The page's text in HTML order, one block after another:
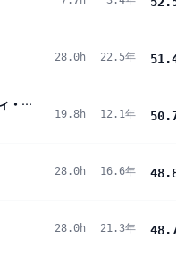
28.0h 22.5年 51.4
株式会社日本エム・ディ・エム
19.8h 12.1年 50.7
28.0h 16.6年 48.8
28.0h 21.3年 48.7